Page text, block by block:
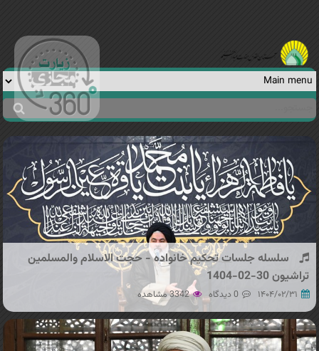
فرم
سلسله جلسات تحکیم خانواده - حجت الاسلام والمسلمین
تراشیون 30-02-1404
۱۴۰۴/۰۲/۳۱ 0 دیدگاه 3342 مشاهده